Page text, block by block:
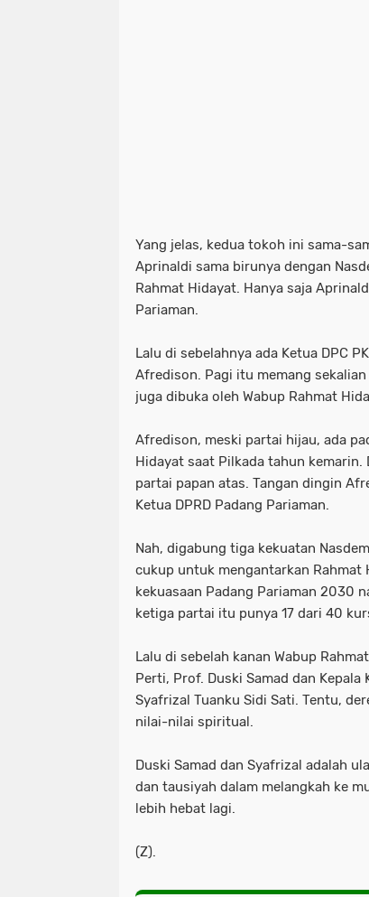
Yang jelas, kedua tokoh ini sama-
Aprinaldi sama birunya dengan
Rahmat Hidayat. Hanya saja
Pariaman.
Lalu di sebelahnya ada Ketua DPC
Afredison. Pagi itu memang
juga dibuka oleh Wabup Rahmat
Afredison, meski partai hijau, ada
Hidayat saat Pilkada tahun kemarin.
partai papan atas. Tangan dingin
Ketua DPRD Padang Pariaman.
Nah, digabung tiga kekuatan
cukup untuk mengantarkan
kekuasaan Padang Pariaman 2030
ketiga partai itu punya 17 dari 40
Lalu di sebelah kanan Wabup
Perti, Prof. Duski Samad dan Kepala
Syafrizal Tuanku Sidi Sati. Tentu,
nilai-nilai spiritual.
Duski Samad dan Syafrizal adalah
dan tausiyah dalam melangkah ke
lebih hebat lagi.
(Z).